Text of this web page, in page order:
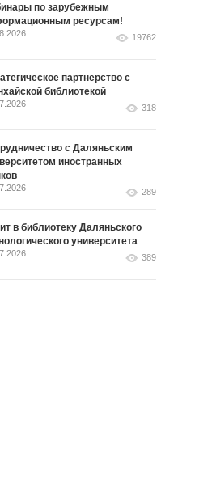
по зарубежным
ресурсам!
19762
партнерство с
библиотекой
318
с Даляньским
иностранных
289
в библиотеку Даляньского
университета
389